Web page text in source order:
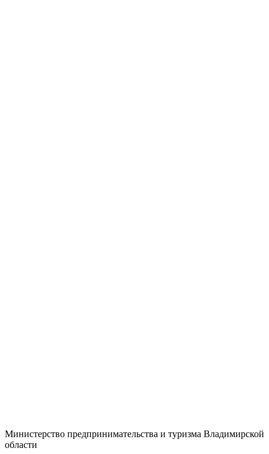
Министерство предпринимательства и туризма Владимирской
области